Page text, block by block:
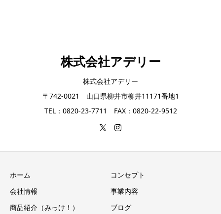
株式会社アデリー
株式会社アデリー
〒742-0021 山口県柳井市柳井11171番地1
TEL：0820-23-7711 FAX：0820-22-9512
ホーム
コンセプト
会社情報
事業内容
商品紹介（みっけ！）
ブログ